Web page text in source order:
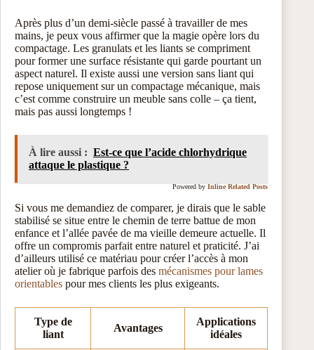
Après plus d’un demi-siècle passé à travailler de mes
mains, je peux vous affirmer que la magie opère lors du
compactage. Les granulats et les liants se compriment
pour former une surface résistante qui garde pourtant un
aspect naturel. Il existe aussi une version sans liant qui
repose uniquement sur un compactage mécanique, mais
c’est comme construire un meuble sans colle – ça tient,
mais pas aussi longtemps !
À lire aussi : Est-ce que l’acide chlorhydrique
attaque le plastique ?
Powered by Inline Related Posts
Si vous me demandiez de comparer, je dirais que le sable
stabilisé se situe entre le chemin de terre battue de mon
enfance et l’allée pavée de ma vieille demeure actuelle. Il
offre un compromis parfait entre naturel et praticité. J’ai
d’ailleurs utilisé ce matériau pour créer l’accès à mon
atelier où je fabrique parfois des mécanismes pour lames
orientables pour mes clients les plus exigeants.
Type de
liant
Avantages
Applications
idéales